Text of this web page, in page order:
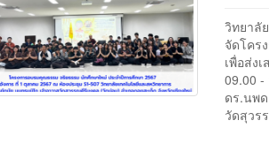
วิทยาลั
จัดโคร
เพื่อส่ง
09.00
ดร.นพ
วัดสุวร